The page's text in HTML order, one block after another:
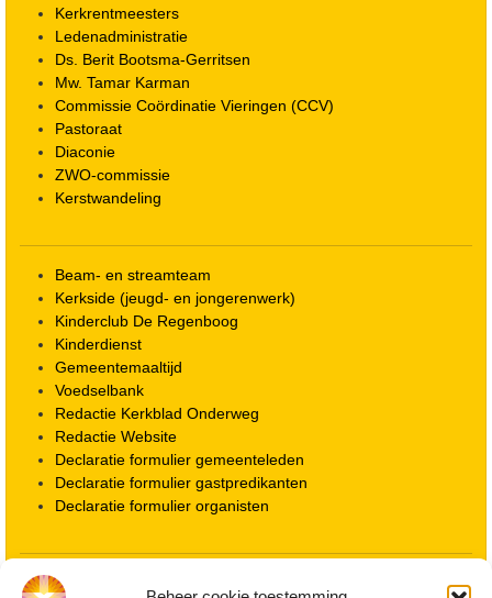
Kerkrentmeesters
Ledenadministratie
Ds. Berit Bootsma-Gerritsen
Mw. Tamar Karman
Commissie Coördinatie Vieringen (CCV)
Pastoraat
Diaconie
ZWO-commissie
Kerstwandeling
Beam- en streamteam
Kerkside (jeugd- en jongerenwerk)
Kinderclub De Regenboog
Kinderdienst
Gemeentemaaltijd
Voedselbank
Redactie Kerkblad Onderweg
Redactie Website
Declaratie formulier gemeenteleden
Declaratie formulier gastpredikanten
Declaratie formulier organisten
Locatie kerk